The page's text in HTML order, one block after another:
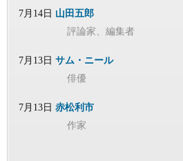
7月14日 山田五郎
評論家、編集者
7月13日 サム・ニール
俳優
7月13日 赤松利市
作家